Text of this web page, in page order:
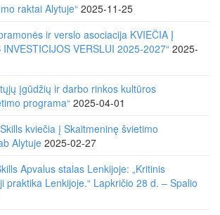
raktai Alytuje“ 2025-11-25
ir verslo asociacija KVIEČIA Į
INVESTICIJOS VERSLUI 2025-2027“ 2025-
įgūdžių ir darbo rinkos kultūros
programa“ 2025-04-01
kviečia į Skaitmeninę švietimo
Alytuje 2025-02-27
Apvalus stalas Lenkijoje: „Kritinis
praktika Lenkijoje.“ Lapkričio 28 d. – Spalio